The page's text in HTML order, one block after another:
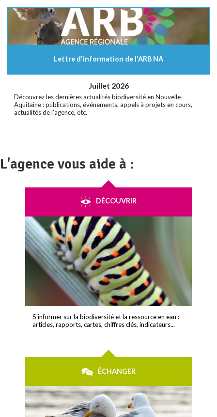
Lettre d'information de l'ARB NA
Juillet 2026
Découvrez les dernières actualités biodiversité en Nouvelle-
Aquitaine : publications, événements, appels à projets en cours,
actualités de l’agence, etc.
L'agence vous aide à :
DÉCOUVRIR
S'informer sur la biodiversité et la ressource en eau :
articles, rapports, cartes, chiffres clés, indicateurs...
ÉCHANGER